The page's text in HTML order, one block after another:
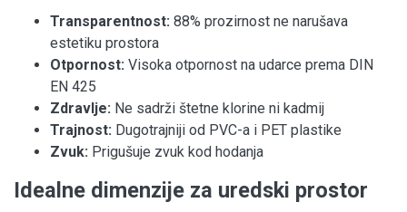
Transparentnost: 88% prozirnost ne narušava
estetiku prostora
Otpornost: Visoka otpornost na udarce prema DIN
EN 425
Zdravlje: Ne sadrži štetne klorine ni kadmij
Trajnost: Dugotrajniji od PVC-a i PET plastike
Zvuk: Prigušuje zvuk kod hodanja
Idealne dimenzije za uredski prostor